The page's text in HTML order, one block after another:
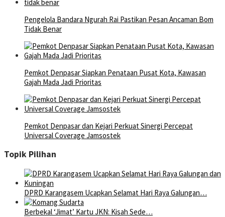
Pengelola Bandara Ngurah Rai Pastikan Pesan Ancaman Bom
Tidak Benar
Pemkot Denpasar Siapkan Penataan Pusat Kota, Kawasan
Gajah Mada Jadi Prioritas
Pemkot Denpasar dan Kejari Perkuat Sinergi Percepat
Universal Coverage Jamsostek
Topik Pilihan
DPRD Karangasem Ucapkan Selamat Hari Raya Galungan…
Berbekal ‘Jimat’ Kartu JKN: Kisah Sede…